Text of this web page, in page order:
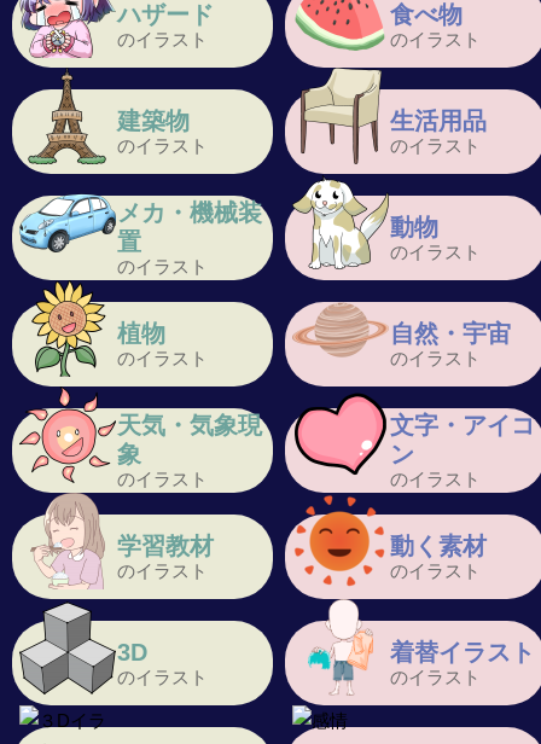
ハザード
のイラスト
食べ物
のイラスト
建築物
のイラスト
生活用品
のイラスト
メカ・機械装
置
のイラスト
動物
のイラスト
植物
のイラスト
自然・宇宙
のイラスト
天気・気象現
象
のイラスト
文字・アイコ
ン
のイラスト
学習教材
のイラスト
動く素材
のイラスト
3D
のイラスト
着替イラスト
のイラスト